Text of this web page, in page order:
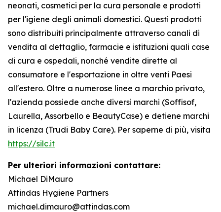
neonati, cosmetici per la cura personale e prodotti
per l'igiene degli animali domestici. Questi prodotti
sono distribuiti principalmente attraverso canali di
vendita al dettaglio, farmacie e istituzioni quali case
di cura e ospedali, nonché vendite dirette al
consumatore e l'esportazione in oltre venti Paesi
all'estero. Oltre a numerose linee a marchio privato,
l'azienda possiede anche diversi marchi (Soffisof,
Laurella, Assorbello e BeautyCase) e detiene marchi
in licenza (Trudi Baby Care). Per saperne di più, visita
https://silc.it
Per ulteriori informazioni contattare:
Michael DiMauro
Attindas Hygiene Partners
michael.dimauro@attindas.com